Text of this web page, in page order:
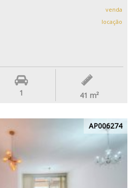
venda
locação
1 41 m²
AP006274